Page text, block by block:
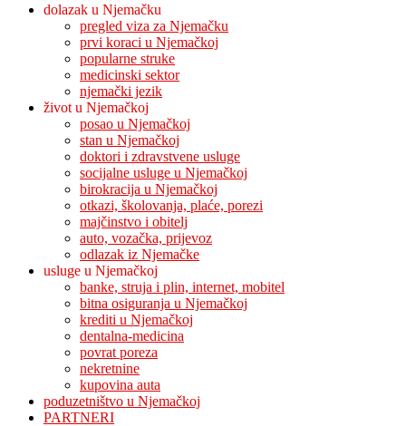
dolazak u Njemačku
pregled viza za Njemačku
prvi koraci u Njemačkoj
popularne struke
medicinski sektor
njemački jezik
život u Njemačkoj
posao u Njemačkoj
stan u Njemačkoj
doktori i zdravstvene usluge
socijalne usluge u Njemačkoj
birokracija u Njemačkoj
otkazi, školovanja, plaće, porezi
majčinstvo i obitelj
auto, vozačka, prijevoz
odlazak iz Njemačke
usluge u Njemačkoj
banke, struja i plin, internet, mobitel
bitna osiguranja u Njemačkoj
krediti u Njemačkoj
dentalna-medicina
povrat poreza
nekretnine
kupovina auta
poduzetništvo u Njemačkoj
PARTNERI